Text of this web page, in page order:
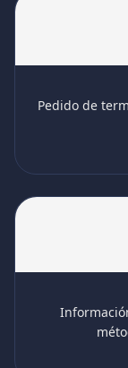
Pedido de